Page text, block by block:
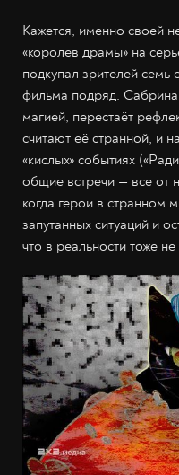
Кажется, именно своей
«королев драмы» на
подкупал зрителей
фильма подряд. Сабрина
магией, перестаёт
считают её странной, и
«кислых» событиях
общие встречи — все от
когда герои в странном
запутанных ситуаций и
что в реальности тоже